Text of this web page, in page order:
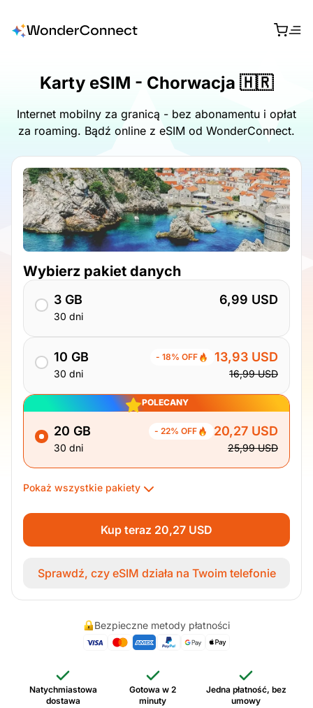
Karty eSIM - Chorwacja 🇭🇷
Internet mobilny za granicą - bez abonamentu i opłat
za roaming. Bądź online z eSIM od WonderConnect.
Wybierz pakiet danych
3 GB
30 dni
6,99 USD
10 GB
30 dni
- 18% OFF 13,93 USD
16,99 USD
POLECANY
20 GB
30 dni
- 22% OFF 20,27 USD
25,99 USD
Pokaż wszystkie pakiety
Kup teraz 20,27 USD
Sprawdź, czy eSIM działa na Twoim telefonie
Bezpieczne metody płatności
Natychmiastowa
dostawa
Gotowa w 2
minuty
Jedna płatność, bez
umowy